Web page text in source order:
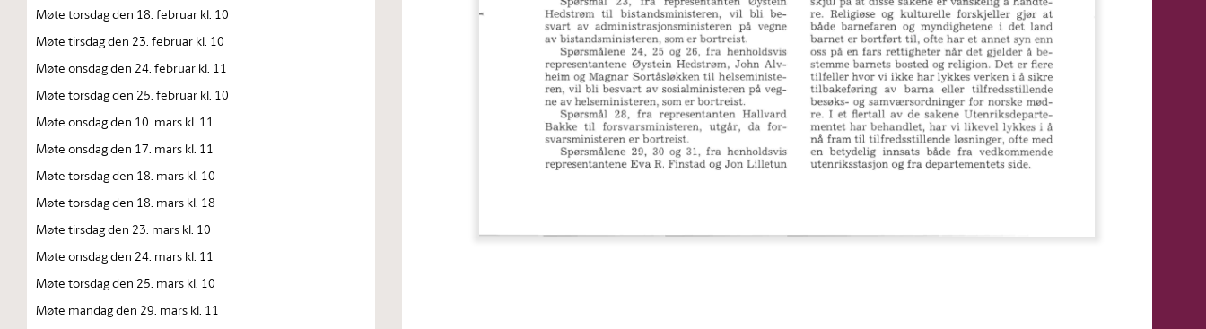
Møte torsdag den 18. februar kl. 10
Møte tirsdag den 23. februar kl. 10
Møte onsdag den 24. februar kl. 11
Møte torsdag den 25. februar kl. 10
Møte onsdag den 10. mars kl. 11
Møte onsdag den 17. mars kl. 11
Møte torsdag den 18. mars kl. 10
Møte torsdag den 18. mars kl. 18
Møte tirsdag den 23. mars kl. 10
Møte onsdag den 24. mars kl. 11
Møte torsdag den 25. mars kl. 10
Møte mandag den 29. mars kl. 11